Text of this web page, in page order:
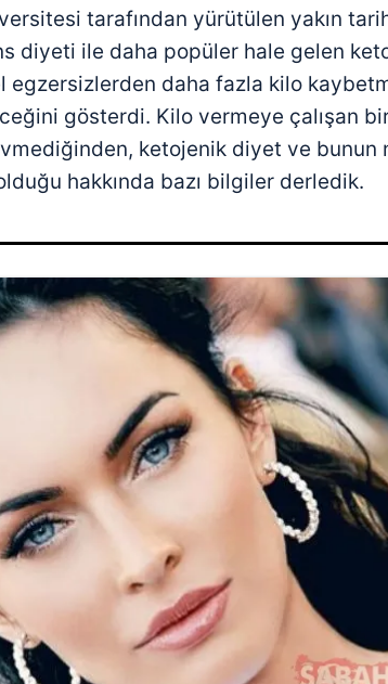
tarafından yürütülen yakın
diyeti ile daha popüler hale gelen
egzersizlerden daha fazla kilo
gösterdi. Kilo vermeye çalışan
ketojenik diyet ve bunun
hakkında bazı bilgiler derledik.